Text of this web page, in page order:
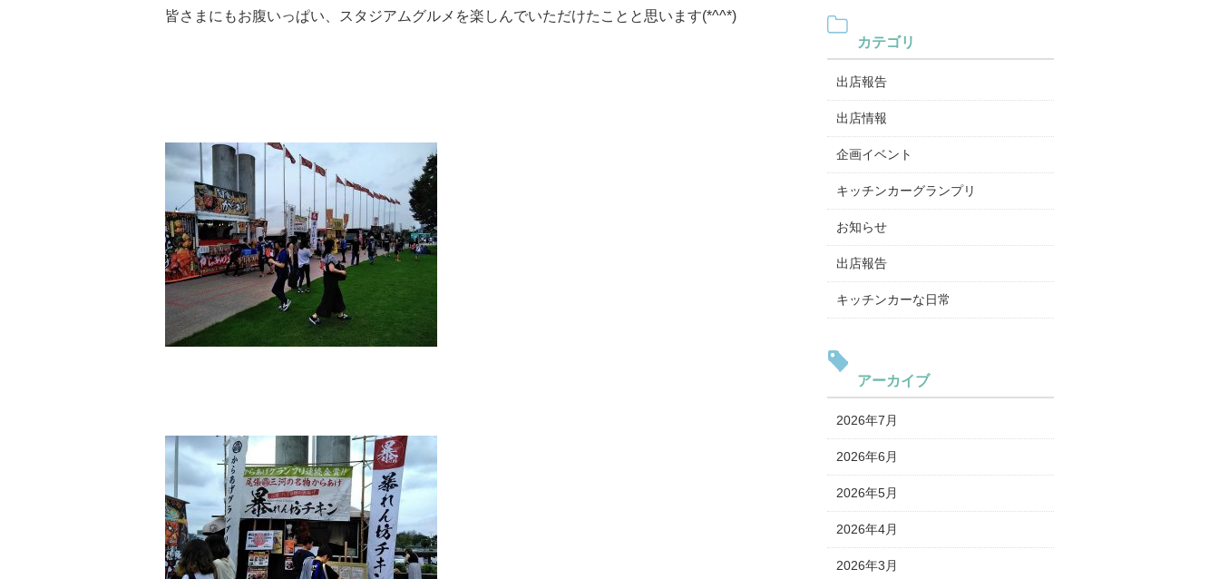
皆さまにもお腹いっぱい、スタジアムグルメを楽しんでいただけたことと思います(*^^*)
カテゴリ
出店報告
出店情報
企画イベント
キッチンカーグランプリ
お知らせ
出店報告
キッチンカーな日常
アーカイブ
2026年7月
2026年6月
2026年5月
2026年4月
2026年3月